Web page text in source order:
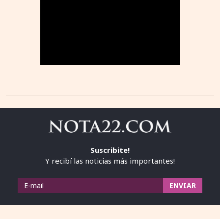
Suscribite!
Y recibí las noticias más importantes!